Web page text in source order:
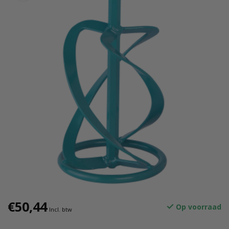
€50,44 Incl. btw Op voorraad